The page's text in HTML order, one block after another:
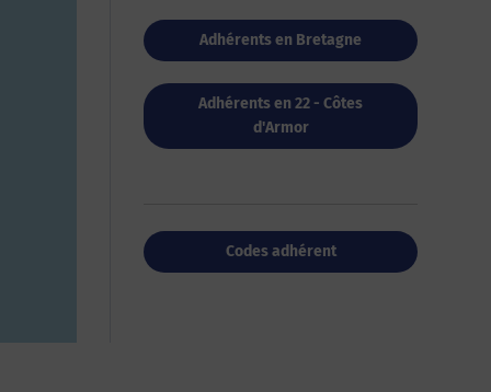
Adhérents en Bretagne
Adhérents en 22 - Côtes
d'Armor
Codes adhérent